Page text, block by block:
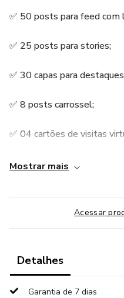
✅ 50 posts para feed com
✅ 25 posts para stories;
✅ 30 capas para
✅ 8 posts carrossel;
✅ 04 cartões de visitas
✅ Tutoriais explicativos
Mostrar mais
Acessar
Detalhes
Garantia de 7 dias